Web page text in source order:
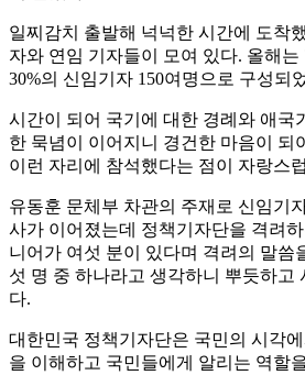
일찌감치 출발해 넉넉한 시간에 도착
자와 연임 기자들이 모여 있다. 올해는
30%의 신임기자 150여명으로 구성되
시간이 되어 국기에 대한 경례와 애국
한 묵념이 이어지니 경건한 마음이 되
이런 자리에 참석했다는 점이 자랑스
유동훈 문체부 차관의 주재로 신임기
사가 이어졌는데 정책기자단을 격려하
니어가 여섯 분이 있다며 격려의 말씀
섯 명 중 하나라고 생각하니 뿌듯하고
다.
대한민국 정책기자단은 국민의 시각
을 이해하고 국민들에게 알리는 역할